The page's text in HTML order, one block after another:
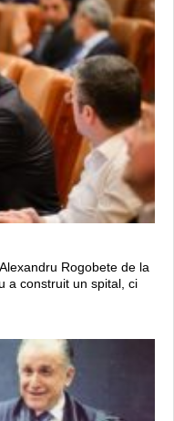
Rogobete de la
a construit un spital, ci